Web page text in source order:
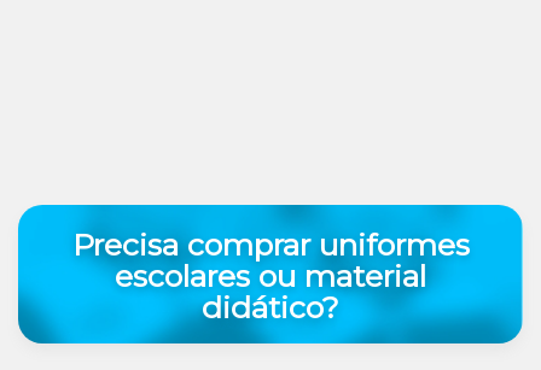
Precisa comprar uniformes
escolares ou material
didático?